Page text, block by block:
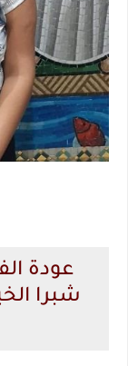
عودة
شبرا